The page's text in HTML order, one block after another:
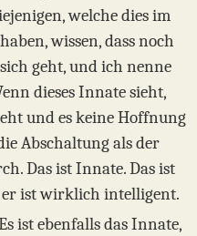
welche dies im
wissen, dass noch
geht, und ich nenne
dieses Innate sieht,
und es keine Hoffnung
Abschaltung als der
Das ist Innate. Das ist
ist wirklich intelligent.
ist ebenfalls das Innate,